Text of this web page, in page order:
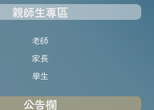
親師生專區
老師
家長
學生
公告欄